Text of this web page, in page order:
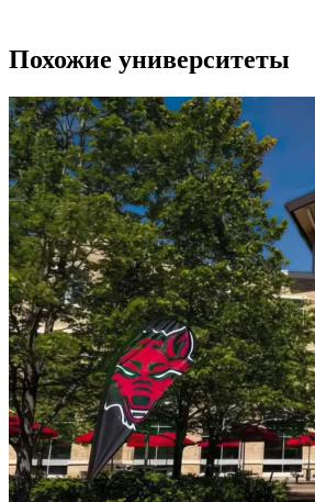
Похожие университеты